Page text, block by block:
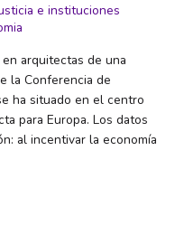
e instituciones
arquitectas de una
la Conferencia de
ha situado en el centro
para Europa. Los datos
al incentivar la economía